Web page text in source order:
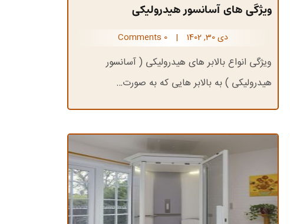
ویژگی های آسانسور هیدرولیکی
دی 30, 1402 |
0 Comments
ویژگی انواع بالابر های هیدرولیکی ( آسانسور
هیدرولیکی ) به بالابر هایی که به صورت…